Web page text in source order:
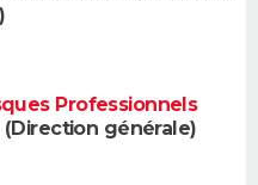
Professionnels
générale)